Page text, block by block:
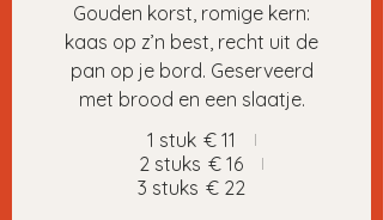
Gouden korst, romige kern:
kaas op z’n best, recht uit de
pan op je bord. Geserveerd
met brood en een slaatje.
1 stuk € 11
2 stuks € 16
3 stuks € 22